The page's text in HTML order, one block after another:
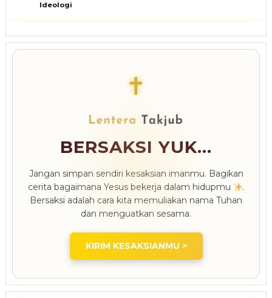
Ideologi
✝
BERSAKSI YUK...
Jangan simpan sendiri kesaksian imanmu. Bagikan
cerita bagaimana Yesus bekerja dalam hidupmu
.
Bersaksi adalah cara kita memuliakan nama Tuhan
dan menguatkan sesama.
KIRIM KESAKSIANMU >